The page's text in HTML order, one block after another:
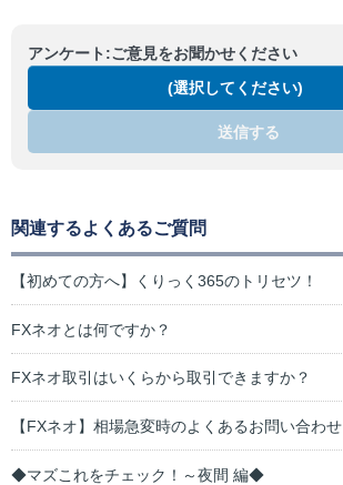
アンケート:ご意見をお聞かせください
(選択してください)
送信する
関連するよくあるご質問
【初めての方へ】くりっく365のトリセツ！
FXネオとは何ですか？
FXネオ取引はいくらから取引できますか？
【FXネオ】相場急変時のよくあるお問い合わせ
◆マズこれをチェック！～夜間 編◆